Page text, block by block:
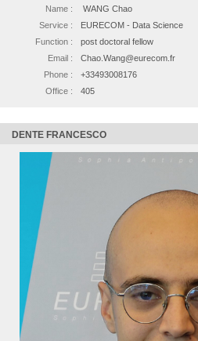
Name :
WANG Chao
Service :
EURECOM - Data Science
Function :
post doctoral fellow
Email :
Chao.Wang@eurecom.fr
Phone :
+33493008176
Office :
405
DENTE FRANCESCO